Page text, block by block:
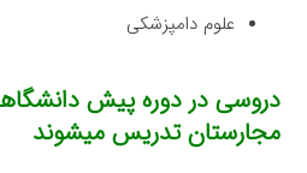
علوم دامپزشکی
دروسی در دوره پیش
مجارستان تدریس میشوند